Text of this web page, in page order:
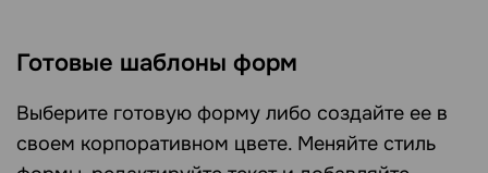
Готовые шаблоны форм
Выберите готовую форму либо создайте ее в
своем корпоративном цвете. Меняйте стиль